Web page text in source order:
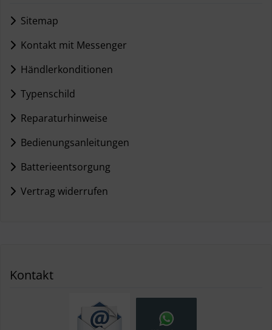
Sitemap
Kontakt mit Messenger
Händlerkonditionen
Typenschild
Reparaturhinweise
Bedienungsanleitungen
Batterieentsorgung
Vertrag widerrufen
Kontakt